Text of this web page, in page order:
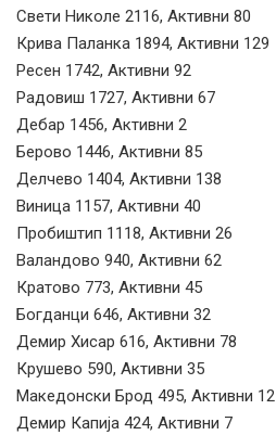
Свети Николе 2116, Активни 80
Крива Паланка 1894, Активни 129
Ресен 1742, Активни 92
Радовиш 1727, Активни 67
Дебар 1456, Активни 2
Берово 1446, Активни 85
Делчево 1404, Активни 138
Виница 1157, Активни 40
Пробиштип 1118, Активни 26
Валандово 940, Активни 62
Кратово 773, Активни 45
Богданци 646, Активни 32
Демир Хисар 616, Активни 78
Крушево 590, Активни 35
Македонски Брод 495, Активни 12
Демир Капија 424, Активни 7